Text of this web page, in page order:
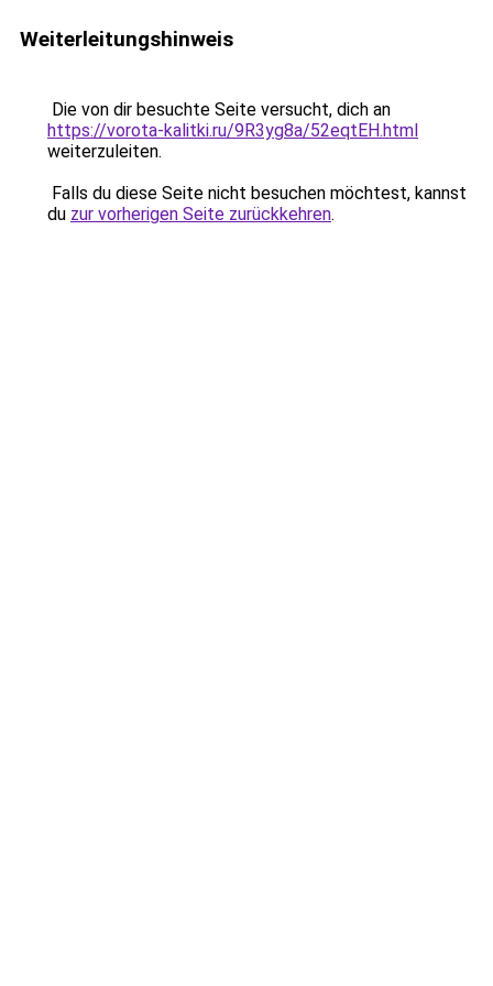
Weiterleitungshinweis
Die von dir besuchte Seite versucht, dich an
https://vorota-kalitki.ru/9R3yg8a/52eqtEH.html
weiterzuleiten.
Falls du diese Seite nicht besuchen möchtest, kannst
du zur vorherigen Seite zurückkehren.